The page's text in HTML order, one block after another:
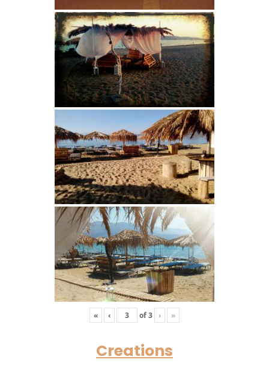
« ‹ of3 › »
Creations